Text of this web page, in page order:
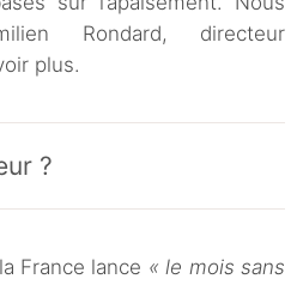
Rondard, directeur
plus.
?
France lance « le mois sans